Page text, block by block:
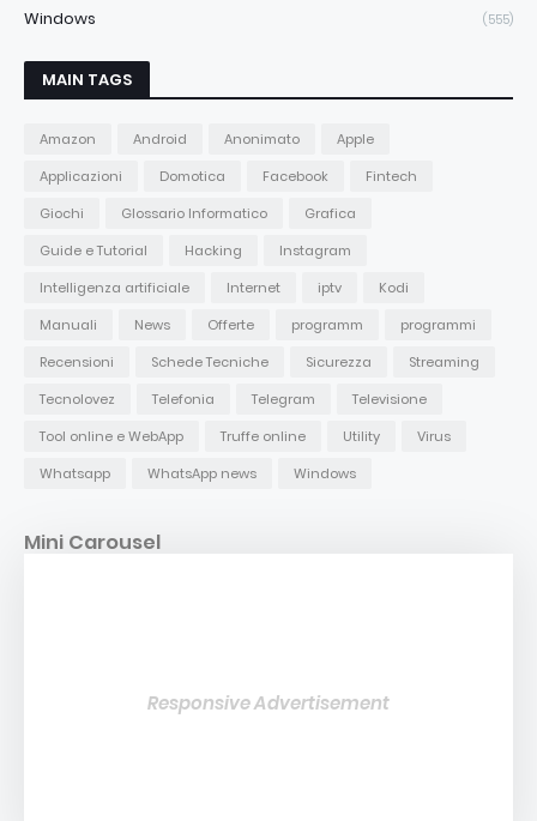
Windows (555)
MAIN TAGS
Amazon Android Anonimato
Apple
Applicazioni
Domotica Facebook
Fintech
Giochi
Glossario Informatico
Grafica
Guide e Tutorial
Hacking
Instagram
Intelligenza artificiale
Internet iptv
Kodi
Manuali
News Offerte programm
programmi
Recensioni
Schede Tecniche Sicurezza
Streaming
Tecnolovez
Telefonia Telegram
Televisione
Tool online e WebApp
Truffe online Utility
Virus
Whatsapp
WhatsApp news Windows
Mini Carousel
Responsive Advertisement